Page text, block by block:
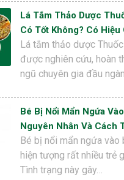
Lá Tắm Thảo Dược
Có Tốt Không? Có Hiệu
Lá tắm thảo dược
được nghiên cứu, hoàn
ngũ chuyên gia đầu
Bé Bị Nổi Mẩn Ngứa
Nguyên Nhân Và Cách
Bé bị nổi mẩn ngứa vào
hiện tượng rất nhiều trẻ
Tình trạng này gây…